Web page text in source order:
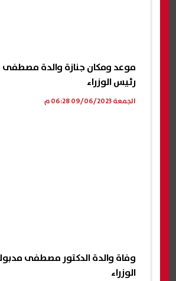
موعد ومكان جنازة والدة
رئيس الوزراء
الجمعة 09/06/2023 06:28 م
وفاة والدة الدكتور مصطفى
الوزراء